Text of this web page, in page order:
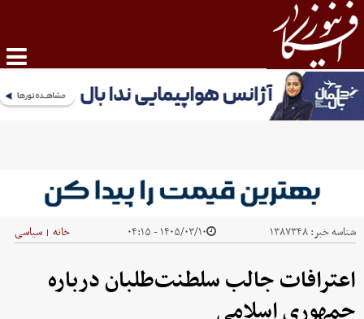
شناسه خبر:۱۳۸۷۳۴۸ ۱۴۰۵/۰۳/۱۰ - ۰۴:۱۵ خانه | سیاسی
اعترافات جالب سلطنت‌طلبان درباره